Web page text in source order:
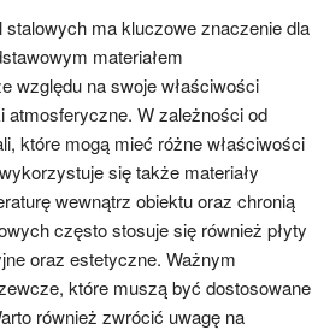
stalowych ma kluczowe znaczenie dla
materiałem
względu na swoje właściwości
atmosferyczne. W zależności od
które mogą mieć różne właściwości
się także materiały
wewnątrz obiektu oraz chronią
często stosuje się również płyty
oraz estetyczne. Ważnym
które muszą być dostosowane
również zwrócić uwagę na